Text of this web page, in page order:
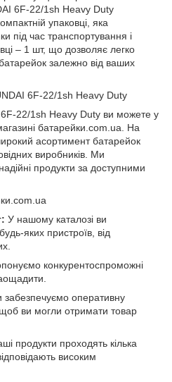
6F-22/1sh Heavy Duty
упаковці, яка
під час транспортування і
– 1 шт, що дозволяє легко
батарейок залежно від ваших
6F-22/1sh Heavy Duty
22/1sh Heavy Duty ви можете у
батарейки.com.ua . На
асортимент батарейок
виробників. Ми
продукти за доступними
У нашому каталозі ви
яких пристроїв, від
конкурентоспроможні
забезпечуємо оперативну
щоб ви могли отримати товар
продукти проходять кілька
високим